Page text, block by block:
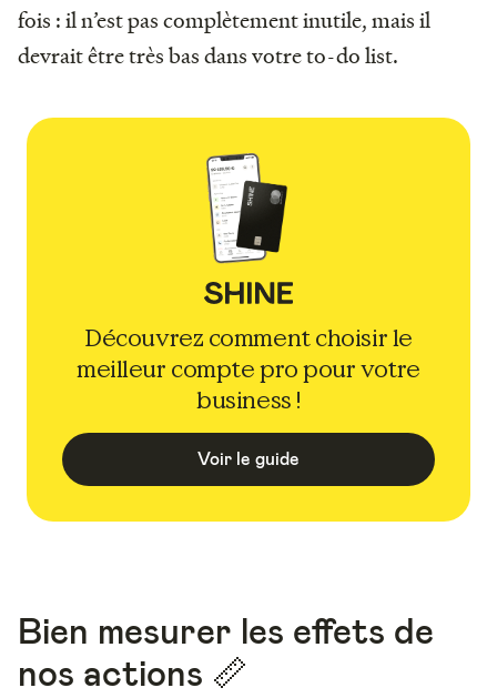
fois : il n’est pas complètement inutile, mais il
devrait être très bas dans votre to-do list.
Découvrez comment choisir le
meilleur compte pro pour votre
business !
Voir le guide
Bien mesurer les effets de
nos actions 📏